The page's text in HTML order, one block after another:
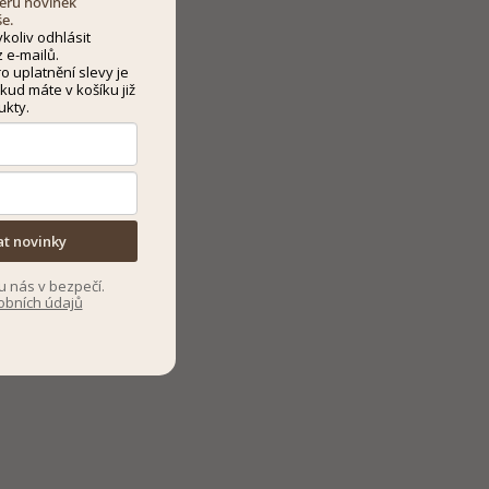
odhlásit
e-mailů.
uplatnění slevy je
máte v košíku již
novinky
nás v bezpečí.
údajů